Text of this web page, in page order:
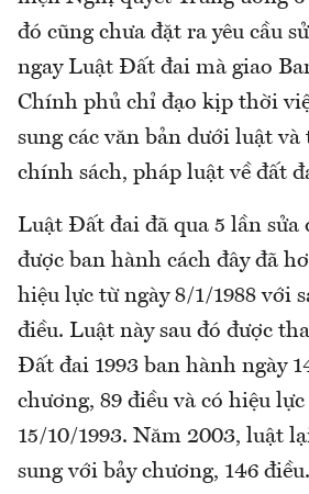
đó cũng chưa đặt ra yêu cầu
ngay Luật Đất đai mà giao
Chính phủ chỉ đạo kịp thời
sung các văn bản dưới luật
chính sách, pháp luật về đất
Luật Đất đai đã qua 5 lần sửa
được ban hành cách đây đã
hiệu lực từ ngày 8/1/1988 với
điều. Luật này sau đó được
Đất đai 1993 ban hành ngày
chương, 89 điều và có hiệu
15/10/1993. Năm 2003, luật
sung với bảy chương, 146